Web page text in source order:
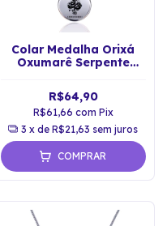
Colar Medalha Orixá
Oxumarê Serpente
R$64,90
R$61,66 com Pix
3 x deR$21,63 sem juros
COMPRAR